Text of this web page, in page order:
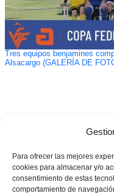
Para ofrecer las mejores
cookies para almacenar y/o
consentimiento de estas
comportamiento de
Tres equipos benjamines
Alsacargo (GALERÍA DE